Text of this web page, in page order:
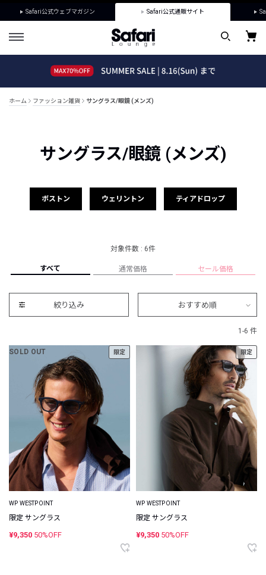
Safari公式ウェブマガジン Safari公式通販サイト
ホーム ファッション雑貨 サングラス/眼鏡 (メンズ)
サングラス/眼鏡 (メンズ)
ボストン ウェリントン ティアドロップ
対象件数 : 6件
すべて 通常価格 セール価格
絞り込み おすすめ順
1-6 件
SOLD OUT 限定
WP WESTPOINT
限定 サングラス
¥9,350 50%OFF
限定
WP WESTPOINT
限定 サングラス
¥9,350 50%OFF